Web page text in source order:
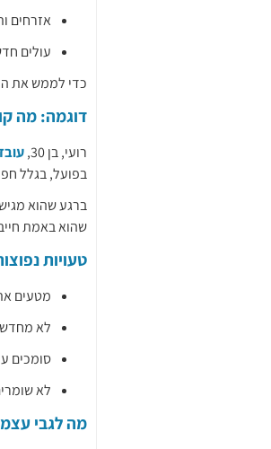
אזרחים
עולים חדשים –
כדי לממש את הפטור יש להגיש טופס
דוגמה: מה
רועי, בן 30,
בפועל, בגלל
ברגע שהוא
שהוא באמת
טעויות
מטעים את טופס 101 – לא
לא
סומכים
לא
מה לגבי